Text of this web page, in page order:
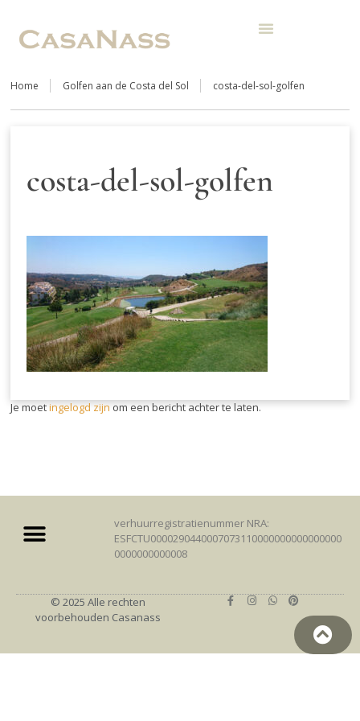
Home Golfen aan de Costa del Sol costa-del-sol-golfen
costa-del-sol-golfen
Je moetingelogd zijnom een bericht achter te laten.
verhuurregistratienummer NRA:
ESFCTU0000290440007073110000000000000000
0000000000008
© 2025 Alle rechten
voorbehouden Casanass